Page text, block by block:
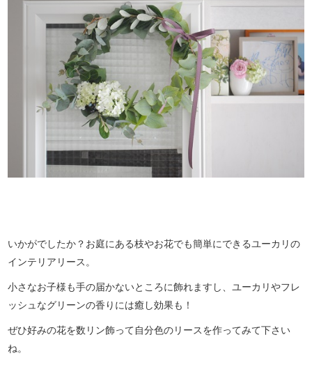
いかがでしたか？お庭にある枝やお花でも簡単にできるユーカリの
インテリアリース。
小さなお子様も手の届かないところに飾れますし、ユーカリやフレ
ッシュなグリーンの香りには癒し効果も！
ぜひ好みの花を数リン飾って自分色のリースを作ってみて下さい
ね。